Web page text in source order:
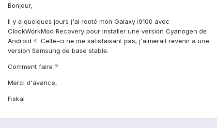
Bonjour,
Il y a quelques jours j'ai rooté mon Galaxy i9100 avec
ClockWorkMod Recovery pour installer une version Cyanogen de
Android 4. Celle-ci ne me satisfaisant pas, j'aimerait revenir a une
version Samsung de base stable.
Comment faire ?
Merci d'avance,
Fiskal